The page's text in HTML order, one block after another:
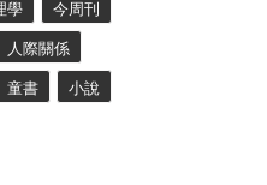
學 今周刊
人際關係
童書 小說